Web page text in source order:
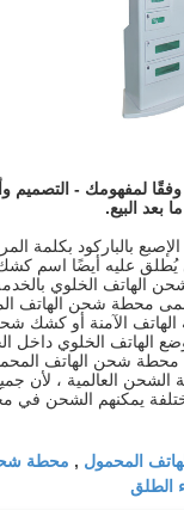
لمفهومك - التصميم
بعد البيع.
بالباركود بكلمة
يُطلق عليه أيضًا اسم
الهاتف الخلوي
محطة شحن الهاتف
الآمنة أو كشك
الهاتف الخلوي داخل
محطة شحن الهاتف
العالمية ، لأن
يمكنهم الشحن في
المحمول , محطة
الطلق